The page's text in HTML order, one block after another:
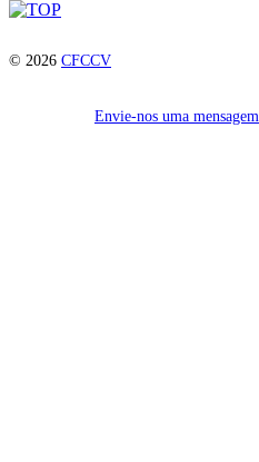
© 2026 CFCCV
Envie-nos uma mensagem